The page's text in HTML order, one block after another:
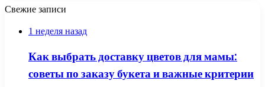
Свежие записи
1 неделя назад
Как выбрать доставку цветов для мамы:
советы по заказу букета и важные критерии